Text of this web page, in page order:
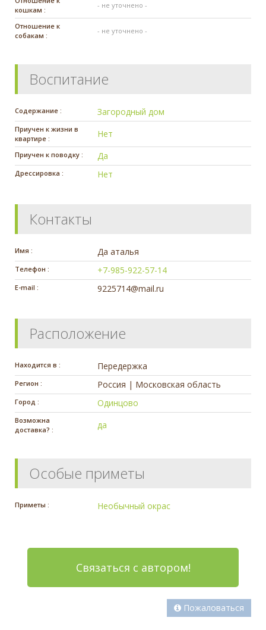
кошкам :
- не уточнено -
Отношение к
собакам :
- не уточнено -
Воспитание
Содержание : Загородный дом
Приучен к жизни в
квартире :
Нет
Приучен к поводку : Да
Дрессировка : Нет
Контакты
Имя : Да аталья
Телефон : +7-985-922-57-14
E-mail : 9225714@mail.ru
Расположение
Находится в : Передержка
Регион : Россия | Московская область
Город : Одинцово
Возможна
доставка? :
да
Особые приметы
Приметы : Необычный окрас
Связаться с автором!
Пожаловаться